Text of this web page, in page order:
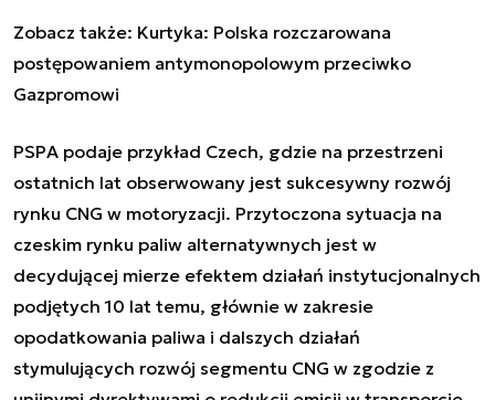
Zobacz także: Kurtyka: Polska rozczarowana
postępowaniem antymonopolowym przeciwko
Gazpromowi
PSPA podaje przykład Czech, gdzie na przestrzeni
ostatnich lat obserwowany jest sukcesywny rozwój
rynku CNG w motoryzacji. Przytoczona sytuacja na
czeskim rynku paliw alternatywnych jest w
decydującej mierze efektem działań instytucjonalnych
podjętych 10 lat temu, głównie w zakresie
opodatkowania paliwa i dalszych działań
stymulujących rozwój segmentu CNG w zgodzie z